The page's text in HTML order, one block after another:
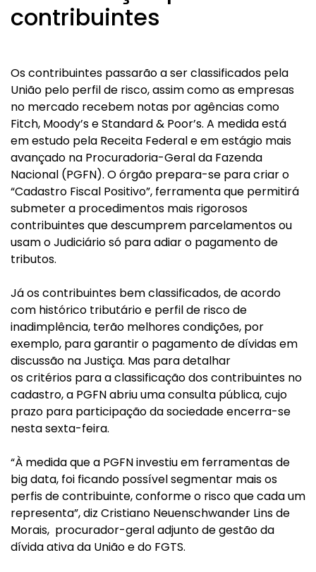
contribuintes
Os contribuintes passarão a ser classificados pela
União pelo perfil de risco, assim como as empresas
no mercado recebem notas por agências como
Fitch, Moody’s e Standard & Poor’s. A medida está
em estudo pela Receita Federal e em estágio mais
avançado na Procuradoria-Geral da Fazenda
Nacional (PGFN). O órgão prepara-se para criar o
“Cadastro Fiscal Positivo”, ferramenta que permitirá
submeter a procedimentos mais rigorosos
contribuintes que descumprem parcelamentos ou
usam o Judiciário só para adiar o pagamento de
tributos.
Já os contribuintes bem classificados, de acordo
com histórico tributário e perfil de risco de
inadimplência, terão melhores condições, por
exemplo, para garantir o pagamento de dívidas em
discussão na Justiça. Mas para detalhar
os critérios para a classificação dos contribuintes no
cadastro, a PGFN abriu uma consulta pública, cujo
prazo para participação da sociedade encerra-se
nesta sexta-feira.
“À medida que a PGFN investiu em ferramentas de
big data, foi ficando possível segmentar mais os
perfis de contribuinte, conforme o risco que cada um
representa”, diz Cristiano Neuenschwander Lins de
Morais, procurador-geral adjunto de gestão da
dívida ativa da União e do FGTS.